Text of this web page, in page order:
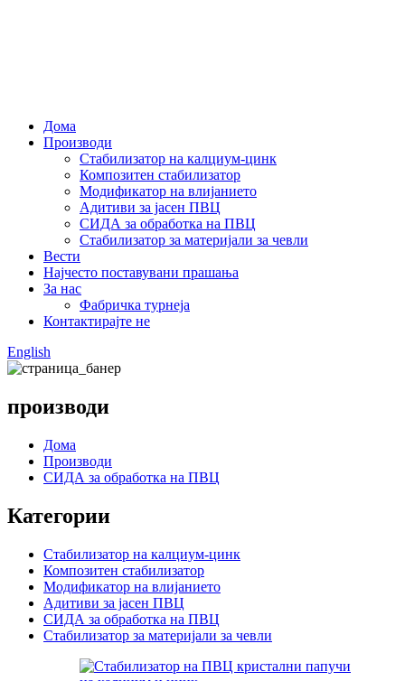
Дома
Производи
Стабилизатор на калциум-цинк
Композитен стабилизатор
Модификатор на влијанието
Адитиви за јасен ПВЦ
СИДА за обработка на ПВЦ
Стабилизатор за материјали за чевли
Вести
Најчесто поставувани прашања
За нас
Фабричка турнеја
Контактирајте не
English
производи
Дома
Производи
СИДА за обработка на ПВЦ
Категории
Стабилизатор на калциум-цинк
Композитен стабилизатор
Модификатор на влијанието
Адитиви за јасен ПВЦ
СИДА за обработка на ПВЦ
Стабилизатор за материјали за чевли